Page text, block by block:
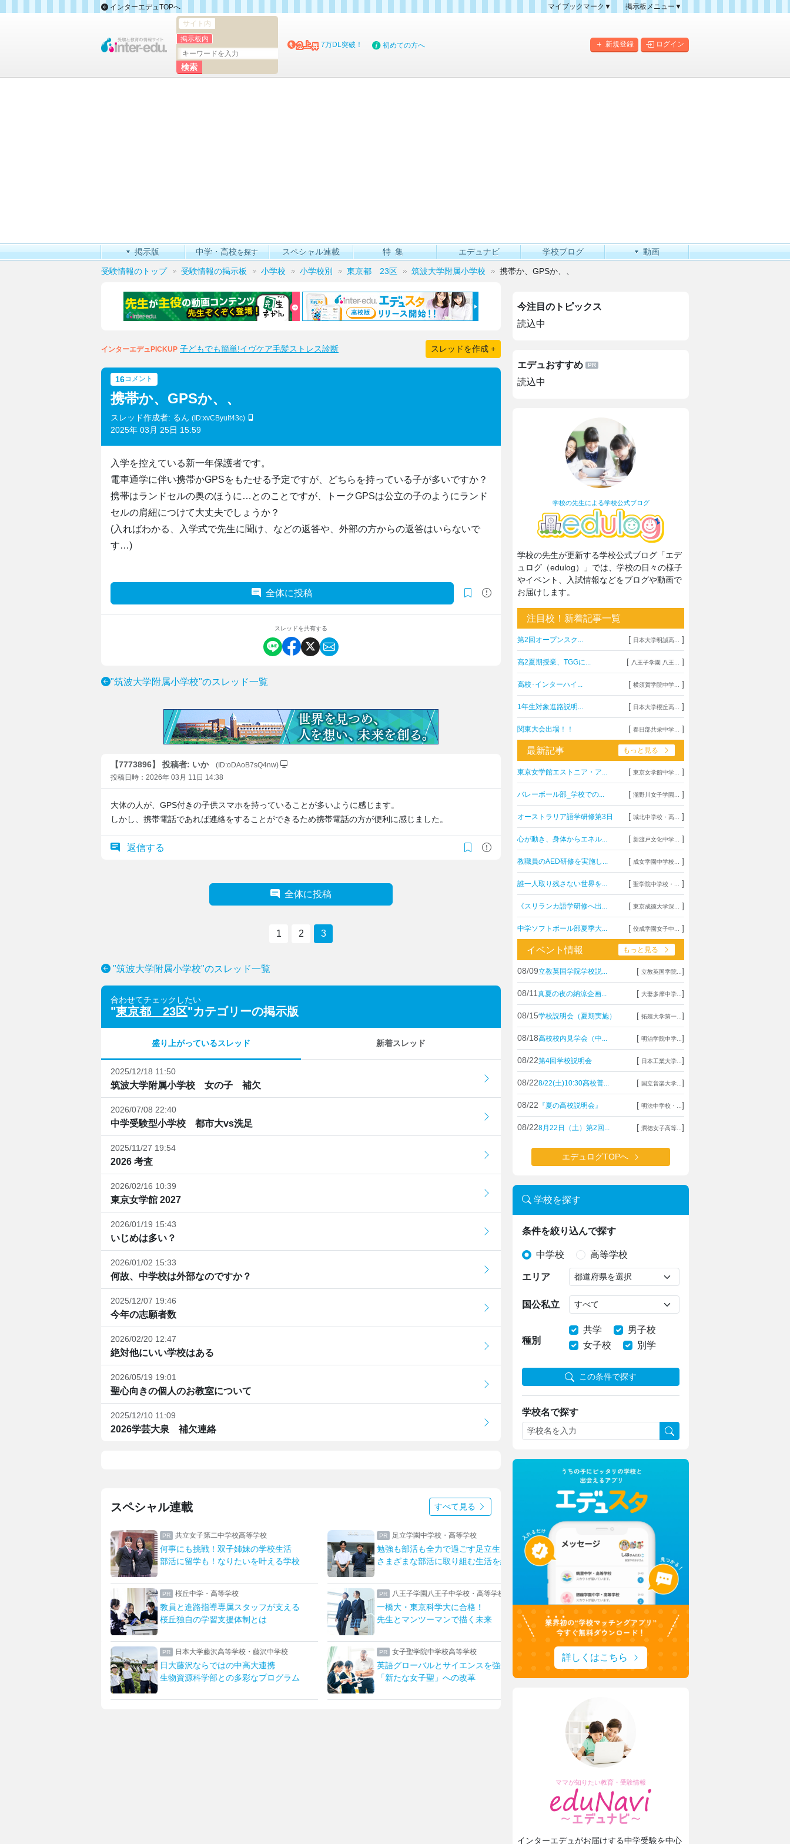
インターエデュTOPへ
マイブックマーク▼
掲示板メニュー▼
掲示板マップ
新規登録 ログイン
サイト内
掲示板内
7万DL突破！ 初めての方へ
掲示版 中学・高校を探す スペシャル連載 特集 エデュナビ 学校ブログ 動画
受験情報のトップ 受験情報の掲示板 小学校 小学校別 東京都 23区 筑波大学附属小学校 携帯か、GPSか、、
インターエデュPICKUP 子どもでも簡単!イヴケア毛髪ストレス診断 スレッドを作成 +
16コメント
携帯か、GPSか、、
スレッド作成者: るん (ID:xvCByuIt43c)
2025年 03月 25日 15:59
入学を控えている新一年保護者です。
電車通学に伴い携帯かGPSをもたせる予定ですが、どちらを持っている子が多いですか？
携帯はランドセルの奥のほうに…とのことですが、トークGPSは公立の子のようにランド
セルの肩紐につけて大丈夫でしょうか？
(入ればわかる、入学式で先生に聞け、などの返答や、外部の方からの返答はいらないで
す…)
全体に投稿
スレッドを共有する
"筑波大学附属小学校"のスレッド一覧
【7773896】 投稿者: いか
(ID:oDAoB7sQ4nw)
投稿日時：2026年 03月 11日 14:38
大体の人が、GPS付きの子供スマホを持っていることが多いように感じます。
しかし、携帯電話であれば連絡をすることができるため携帯電話の方が便利に感じました。
返信する
全体に投稿
1 2 3
"筑波大学附属小学校"のスレッド一覧
合わせてチェックしたい
"東京都 23区"カテゴリーの掲示版
盛り上がっているスレッド 新着スレッド
2025/12/18 11:50
筑波大学附属小学校 女の子 補欠
2026/07/08 22:40
中学受験型小学校 都市大vs洗足
2025/11/27 19:54
2026 考査
2026/02/16 10:39
東京女学館 2027
2026/01/19 15:43
いじめは多い？
2026/01/02 15:33
何故、中学校は外部なのですか？
2025/12/07 19:46
今年の志願者数
2026/02/20 12:47
絶対他にいい学校はある
2026/05/19 19:01
聖心向きの個人のお教室について
2025/12/10 11:09
2026学芸大泉 補欠連絡
スペシャル連載 すべて見る
共立女子第二中学校高等学校
何事にも挑戦！双子姉妹の学校生活
部活に留学も！なりたいを叶える学校
桜丘中学・高等学校
教員と進路指導専属スタッフが支える
桜丘独自の学習支援体制とは
日本大学藤沢高等学校・藤沢中学校
日大藤沢ならではの中高大連携
生物資源科学部との多彩なプログラム
足立学園中学校・高等学校
勉強も部活も全力で過ごす足立生
さまざまな部活に取り組む生活を紹介
八王子学園八王子中学校・高等学校
一橋大・東京科学大に合格！
先生とマンツーマンで描く未来
女子聖学院中学校高等学校
英語グローバルとサイエンスを強化！
「新たな女子聖」への改革
上野学園中学校・高等学校
ハープやフルート！ひとり一つの楽器
上野ならではのフィールドワーク
日本大学豊山女子中学校・高等学校
理想を形にデザインと機能性をアップ
生徒たちに託された夏服リニューアル
東京家政大学附属女子中学校高等学校
新校長に就任！未来の展望について取材
今注目のトピックス
読込中
エデュおすすめ
読込中
学校の先生による学校公式ブログ
学校の先生が更新する学校公式ブログ「エデ
ュログ（edulog）」では、学校の日々の様子
やイベント、入試情報などをブログや動画で
お届けします。
注目校！新着記事一覧
第2回オープンスク... [ 日本大学明誠高... ]
高2夏期授業、TGGに... [ 八王子学園 八王... ]
高校･インターハイ... [ 横須賀学院中学... ]
1年生対象進路説明... [ 日本大学櫻丘高... ]
関東大会出場！！ [ 春日部共栄中学... ]
最新記事 もっと見る
東京女学館エストニア・ア... [ 東京女学館中学... ]
バレーボール部_学校での... [ 瀧野川女子学園... ]
オーストラリア語学研修第3日 [ 城北中学校・高... ]
心が動き、身体からエネル... [ 新渡戸文化中学... ]
教職員のAED研修を実施し... [ 成女学園中学校... ]
誰一人取り残さない世界を... [ 聖学院中学校・... ]
《スリランカ語学研修へ出... [ 東京成徳大学深... ]
中学ソフトボール部夏季大... [ 佼成学園女子中... ]
イベント情報 もっと見る
08/09立教英国学院学校説... [ 立教英国学院... ]
08/11 真夏の夜の納涼企画... [ 大妻多摩中学... ]
08/15学校説明会（夏期実施） [ 拓殖大学第一... ]
08/18高校校内見学会（中... [ 明治学院中学... ]
08/22第4回学校説明会 [ 日本工業大学... ]
08/228/22(土)10:30高校普... [ 国立音楽大学... ]
08/22 『夏の高校説明会』 [ 明法中学校・... ]
08/228月22日（土）第2回... [ 潤徳女子高等... ]
エデュログTOPへ
学校を探す
条件を絞り込んで探す
中学校 高等学校
エリア
国公私立
種別
共学
男子校
女子校
別学
この条件で探す
学校名で探す
詳しくはこちら
ママが知りたい教育・受験情報
インターエデュがお届けする中学受験を中心